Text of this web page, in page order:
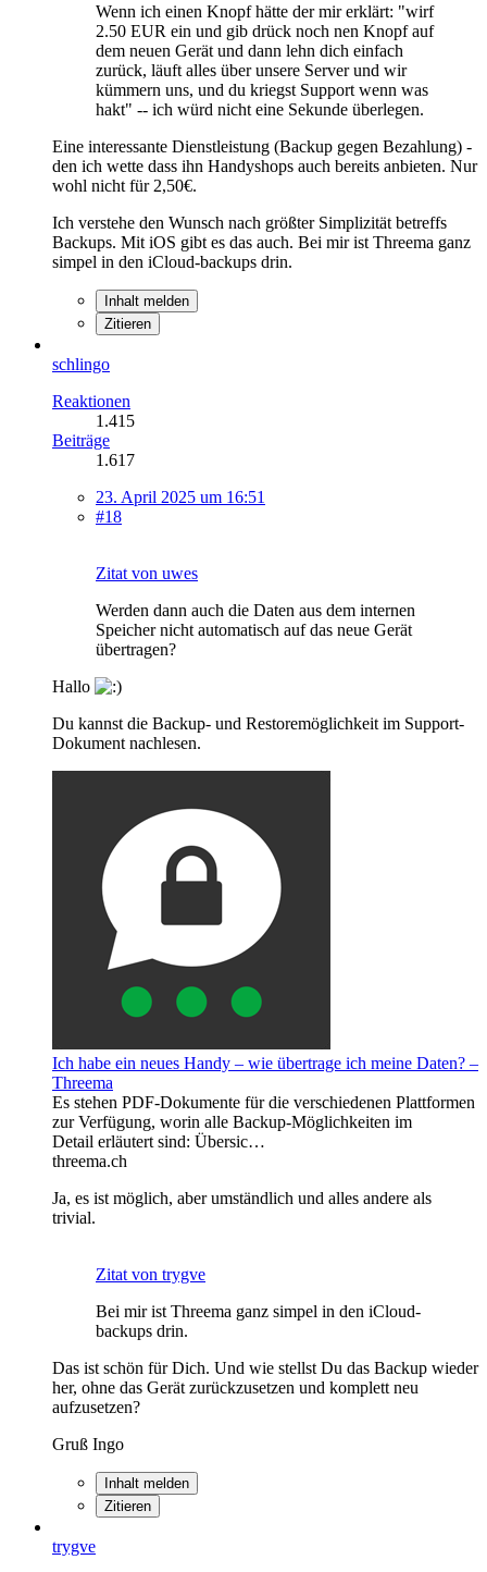
Wenn ich einen Knopf hätte der mir erklärt: "wirf
2.50 EUR ein und gib drück noch nen Knopf auf
dem neuen Gerät und dann lehn dich einfach
zurück, läuft alles über unsere Server und wir
kümmern uns, und du kriegst Support wenn was
hakt" -- ich würd nicht eine Sekunde überlegen.
Eine interessante Dienstleistung (Backup gegen Bezahlung) -
den ich wette dass ihn Handyshops auch bereits anbieten. Nur
wohl nicht für 2,50€.
Ich verstehe den Wunsch nach größter Simplizität betreffs
Backups. Mit iOS gibt es das auch. Bei mir ist Threema ganz
simpel in den iCloud-backups drin.
Inhalt melden
Zitieren
schlingo
Reaktionen
1.415
Beiträge
1.617
23. April 2025 um 16:51
#18
Zitat von uwes
Werden dann auch die Daten aus dem internen
Speicher nicht automatisch auf das neue Gerät
übertragen?
Hallo
Du kannst die Backup- und Restoremöglichkeit im Support-
Dokument nachlesen.
Ich habe ein neues Handy ­– wie übertrage ich meine Daten? –
Threema
Es stehen PDF-Dokumente für die verschiedenen Plattformen
zur Verfügung, worin alle Backup-Möglichkeiten im
Detail erläutert sind: Übersic…
threema.ch
Ja, es ist möglich, aber umständlich und alles andere als
trivial.
Zitat von trygve
Bei mir ist Threema ganz simpel in den iCloud-
backups drin.
Das ist schön für Dich. Und wie stellst Du das Backup wieder
her, ohne das Gerät zurückzusetzen und komplett neu
aufzusetzen?
Gruß Ingo
Inhalt melden
Zitieren
trygve